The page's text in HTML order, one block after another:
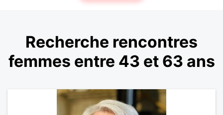
Recherche rencontres
femmes entre 43 et 63 ans